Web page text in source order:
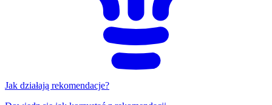
Jak działają rekomendacje?